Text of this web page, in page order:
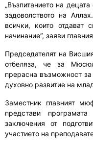
„Възпитанието на
задоволството на
всички, които отдават
начинание“, заяви
Председателят на
отбеляза, че за
прерасна възможност
духовно развитие на
Заместник главният
представи
заключения от
участието на